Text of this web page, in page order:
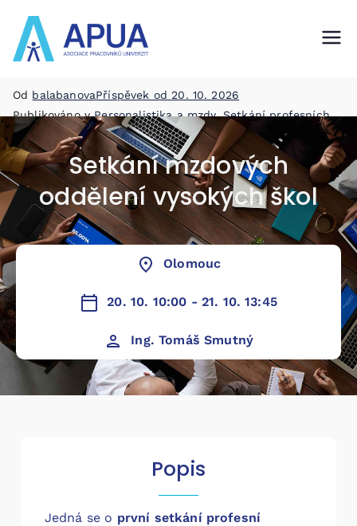
asociace pracovníků univerzit
Od balabanovaPříspěvek od 20. 10. 2026
Publikováno vPersonalistika a mzdy,Setkání profesních
skupin
Setkání mzdových
oddělení vysokých škol
Olomouc
20. 10. 10:00 - 21. 10. 13:45
Ing. Tomáš Smutný
Popis
Jedná se o první setkání profesní